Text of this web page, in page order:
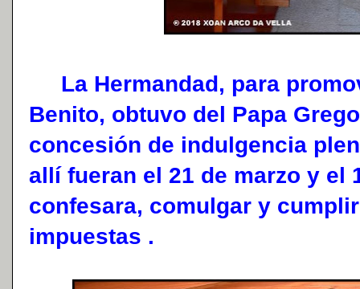
La Hermandad, para
Benito, obtuvo del Papa
concesión de indulgencia
allí fueran el 21 de marzo y el
confesara, comulgar y
impuestas .